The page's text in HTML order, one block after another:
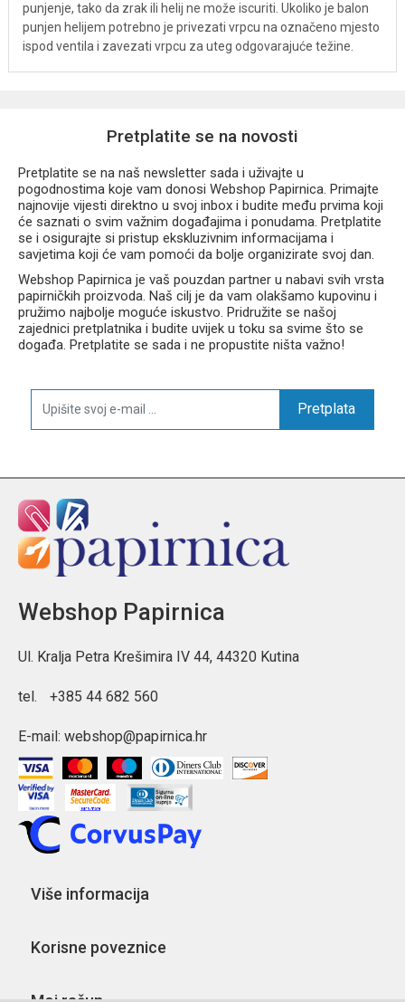
punjenje, tako da zrak ili helij ne može iscuriti. Ukoliko je balon
punjen helijem potrebno je privezati vrpcu na označeno mjesto
ispod ventila i zavezati vrpcu za uteg odgovarajuće težine.
Pretplatite se na novosti
Pretplatite se na naš newsletter sada i uživajte u
pogodnostima koje vam donosi Webshop Papirnica. Primajte
najnovije vijesti direktno u svoj inbox i budite među prvima koji
će saznati o svim važnim događajima i ponudama. Pretplatite
se i osigurajte si pristup ekskluzivnim informacijama i
savjetima koji će vam pomoći da bolje organizirate svoj dan.
Webshop Papirnica je vaš pouzdan partner u nabavi svih vrsta
papirničkih proizvoda. Naš cilj je da vam olakšamo kupovinu i
pružimo najbolje moguće iskustvo. Pridružite se našoj
zajednici pretplatnika i budite uvijek u toku sa svime što se
događa. Pretplatite se sada i ne propustite ništa važno!
Pretplata
Webshop Papirnica
Ul. Kralja Petra Krešimira IV 44, 44320 Kutina
tel. +385 44 682 560
E-mail: webshop@papirnica.hr
Više informacija
Korisne poveznice